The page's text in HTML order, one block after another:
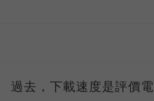
過去，下載速度是評價